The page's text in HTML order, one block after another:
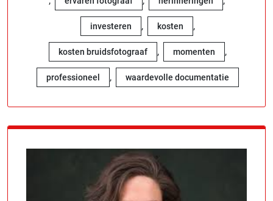
investeren , kosten ,
kosten bruidsfotograaf , momenten ,
professioneel , waardevolle documentatie